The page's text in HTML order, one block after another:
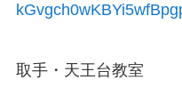
取手・天王台教室